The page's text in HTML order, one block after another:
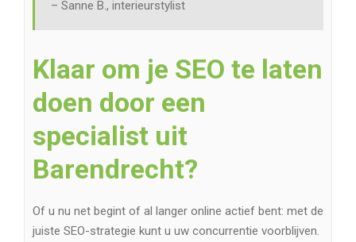
– Sanne B., interieurstylist
Klaar om je SEO te laten
doen door een
specialist uit
Barendrecht?
Of u nu net begint of al langer online actief bent: met de
juiste SEO-strategie kunt u uw concurrentie voorblijven.